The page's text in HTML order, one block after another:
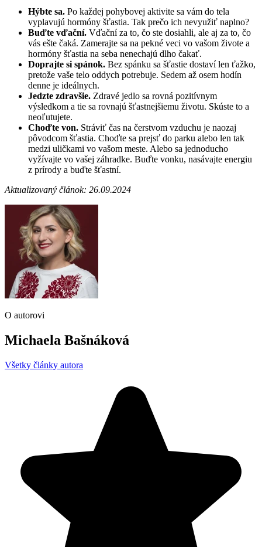
Hýbte sa. Po každej pohybovej aktivite sa vám do tela
vyplavujú hormóny šťastia. Tak prečo ich nevyužiť naplno?
Buďte vďační. Vďační za to, čo ste dosiahli, ale aj za to, čo
vás ešte čaká. Zamerajte sa na pekné veci vo vašom živote a
hormóny šťastia na seba nenechajú dlho čakať.
Doprajte si spánok. Bez spánku sa šťastie dostaví len ťažko,
pretože vaše telo oddych potrebuje. Sedem až osem hodín
denne je ideálnych.
Jedzte zdravšie. Zdravé jedlo sa rovná pozitívnym
výsledkom a tie sa rovnajú šťastnejšiemu životu. Skúste to a
neoľutujete.
Choďte von. Stráviť čas na čerstvom vzduchu je naozaj
pôvodcom šťastia. Choďte sa prejsť do parku alebo len tak
medzi uličkami vo vašom meste. Alebo sa jednoducho
vyžívajte vo vašej záhradke. Buďte vonku, nasávajte energiu
z prírody a buďte šťastní.
Aktualizovaný článok: 26.09.2024
O autorovi
Michaela Bašnáková
Všetky články autora